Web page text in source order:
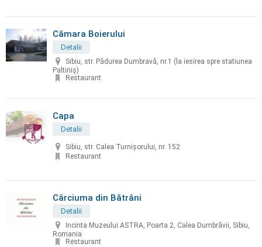
Cămara Boierului
Detalii
Sibiu, str. Pădurea Dumbravă, nr.1 (la iesirea spre statiunea
Paltiniș)
Restaurant
Capa
Detalii
Sibiu, str. Calea Turnişorului, nr. 152
Restaurant
Cârciuma din Bătrâni
Detalii
Incinta Muzeului ASTRA, Poarta 2, Calea Dumbrăvii, Sibiu,
Romania
Restaurant